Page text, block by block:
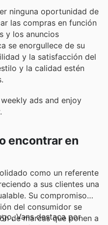
ninguna oportunidad de
las compras en función
y los anuncios
se enorgullece de su
y la satisfacción del
y la calidad estén
ads and enjoy
encontrar en
como un referente
a sus clientes una
Su compromiso
del consumidor se
de marcas que ponen a
Vans destaca por